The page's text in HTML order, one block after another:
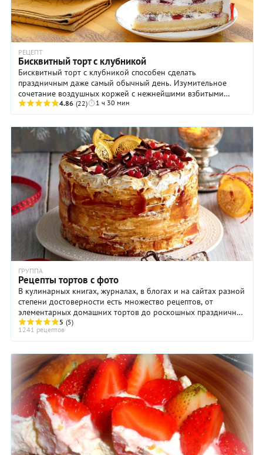
РЕЦЕПТ
Бисквитный торт с клубникой
Бисквитный торт с клубникой способен сделать
праздничным даже самый обычный день. Изумительное
сочетание воздушных коржей с нежнейшими взбитыми
сливками и сочными ягодами заставляет забыть о делах и ...
4.86 (22) 1 ч 30 мин
ГРУППА
Рецепты тортов с фото
В кулинарных книгах, журналах, в блогах и на сайтах разной
степени достоверности есть множество рецептов, от
элементарных домашних тортов до роскошных праздничных
тортов, выполненных мастерами ...
5 (5)
1241 рецептов